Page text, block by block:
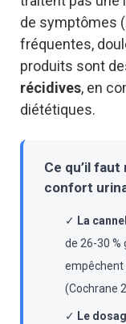
de symptômes
fréquentes,
produits sont
récidives, en
diététiques.
Ce qu’il
confort
✓ La
de 26-30 %
empêchent
(Cochrane
✓ Le